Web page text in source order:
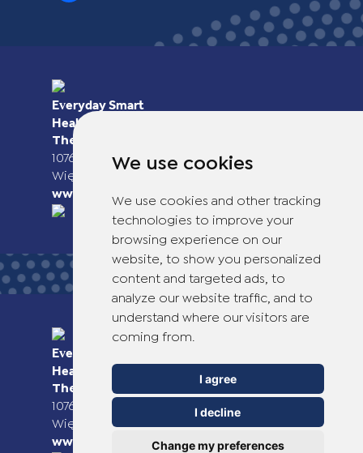
We use cookies
We use cookies and other tracking
technologies to improve your
browsing experience on our
website, to show you personalized
content and targeted ads, to
analyze our website traffic, and to
understand where our visitors are
coming from.
I agree
I decline
Change my preferences
Everyday Smart
Healthcare Solutions
TheOTCLab B.V.
1076 EE Amsterdam, The Netherlands
Więcej informacji można znaleźć na stronie
www.theotclab.com
Everyday Smart
Healthcare Solutions
TheOTCLab B.V.
Fred. Roeskestraat 115,
1076 EE Amsterdam, The Netherlands
Więcej informacji można znaleźć na stronie
www.theotclab.com